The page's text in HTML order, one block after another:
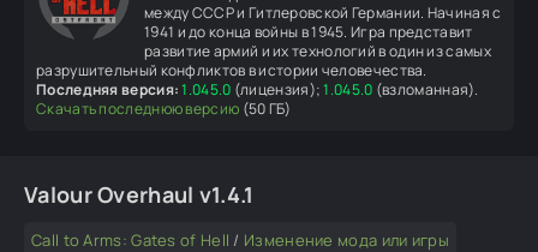
между СССР и Гитлеровской Германии. Начиная с
1941 и до конца войны в 1945. Игра представит
развитие армий и их технологий в один из самых
разрушительный конфликтов в истории человечества.
Последняя версия:1.045.0 (лицензия);1.045.0 (взломанная).
Скачать последнюю версию (50 ГБ)
Valour Overhaul v1.4.1
Call to Arms: Gates of Hell / Изменение мода или игры